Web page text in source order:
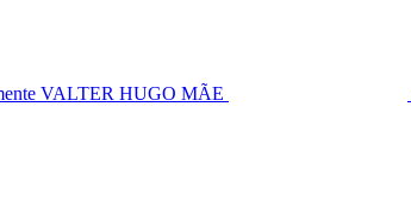
VALTER HUGO MÃE